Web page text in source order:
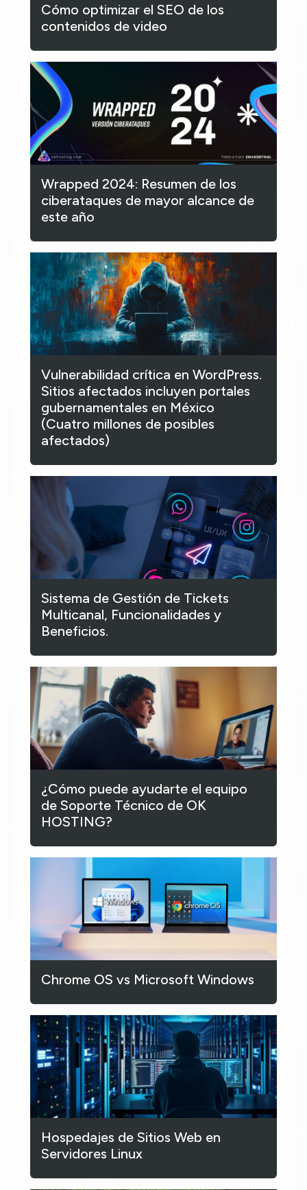
Cómo optimizar el SEO de los
contenidos de video
Wrapped 2024: Resumen de los
ciberataques de mayor alcance de
este año
Vulnerabilidad crítica en WordPress.
Sitios afectados incluyen portales
gubernamentales en México
(Cuatro millones de posibles
afectados)
Sistema de Gestión de Tickets
Multicanal, Funcionalidades y
Beneficios.
¿Cómo puede ayudarte el equipo
de Soporte Técnico de OK
HOSTING?
Chrome OS vs Microsoft Windows
Hospedajes de Sitios Web en
Servidores Linux